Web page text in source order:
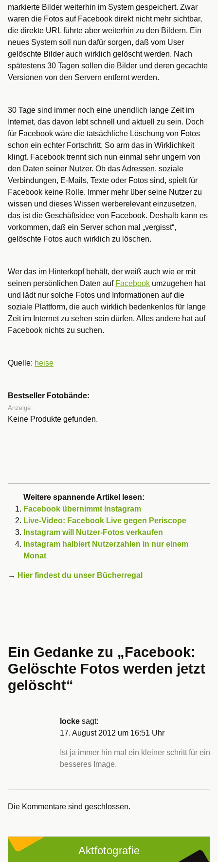
markierte Bilder weiterhin im System gespeichert. Zwar
waren die Fotos auf Facebook direkt nicht mehr sichtbar,
die direkte URL führte aber weiterhin zu den Bildern. Ein
neues System soll nun dafür sorgen, daß vom User
gelöschte Bilder auch wirklich gelöscht werden. Nach
spätestens 30 Tagen sollen die Bilder und deren gecachte
Versionen von den Servern entfernt werden.
30 Tage sind immer noch eine unendlich lange Zeit im
Internet, das davon lebt schnell und aktuell zu sein. Doch
für Facebook wäre die tatsächliche Löschung von Fotos
schon ein echter Fortschritt. So arm das in Wirklichkeit
klingt. Facebook trennt sich nun einmal sehr ungern von
den Daten seiner Nutzer. Ob das Adressen, soziale
Verbindungen, E-Mails, Texte oder Fotos sind, spielt für
Facebook keine Rolle. Immer mehr über seine Nutzer zu
wissen und dieses Wissen werberelevant einzusetzen,
das ist die Geschäftsidee von Facebook. Deshalb kann es
vorkommen, daß ein Server schon mal „vergisst“,
gelöschte Fotos auch wirklich zu löschen.
Wer das im Hinterkopf behält, der weiß auch wie er mit
seinen persönlichen Daten auf Facebook umzugehen hat
und lädt nur solche Fotos und Informationen auf die
soziale Plattform, die auch wirklich bedenkenlos für lange
Zeit im Internet zu sehen sein dürfen. Alles andere hat auf
Facebook nichts zu suchen.
Quelle: heise
Bestseller Fotobände:
Anzeige
Keine Produkte gefunden.
Weitere spannende Artikel lesen:
Facebook übernimmt Instagram
Live-Video: Facebook Live gegen Periscope
Instagram will Nutzer-Fotos verkaufen
Instagram halbiert Nutzerzahlen in nur einem
Monat
→ Hier findest du unser Bücherregal
Ein Gedanke zu „Facebook:
Gelöschte Fotos werden jetzt
gelöscht“
locke sagt:
17. August 2012 um 16:51 Uhr
Ist ja immer hin mal ein kleiner schritt für ein
besseres Image.
Die Kommentare sind geschlossen.
Aktfotografie